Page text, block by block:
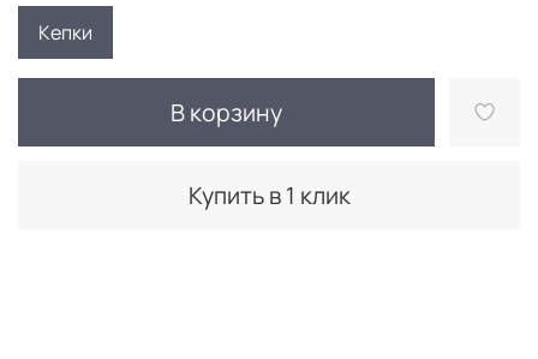
В корзину
Купить в 1 клик
Кепки